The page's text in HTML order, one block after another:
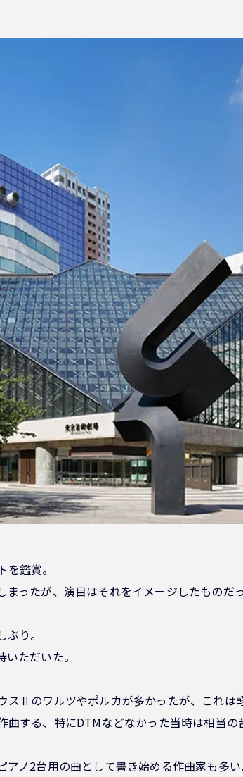
鑑賞。
ったが、演目はそれをイメージしたものだっ
り。
ただいた。
Ⅱのワルツやポルカが多かったが、これは
する、特にDTMなどなかった当時は相当の
ノ2台用の曲として書き始める作曲家も多い